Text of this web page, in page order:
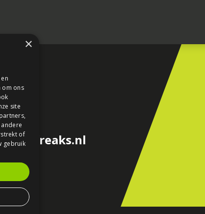
×
om ons
site
of
gebruik